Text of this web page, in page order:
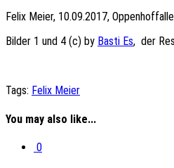
Felix Meier, 10.09.2017,
Bilder 1 und 4 (c) by Basti Es, der
Tags: Felix Meier
You may also like...
0